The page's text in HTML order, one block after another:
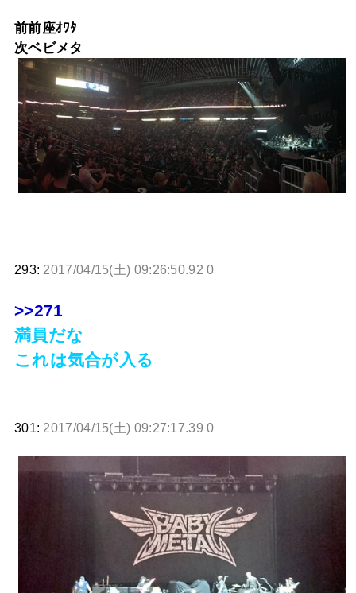
前前座ｵﾜﾀ
次ベビメタ
293: 2017/04/15(土) 09:26:50.92 0
>>271
満員だな
これは気合が入る
301: 2017/04/15(土) 09:27:17.39 0